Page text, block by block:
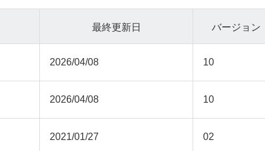
最終更新日 バージョン
2026/04/08 10
2026/04/08 10
2021/01/27 02